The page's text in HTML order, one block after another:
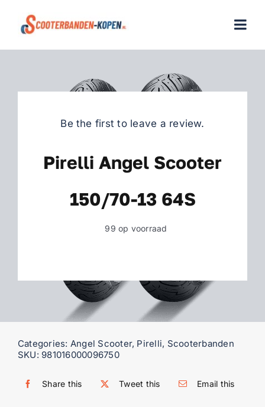
WooCommerce My Account
WooCommerce Cart
Be the first to leave a review.
Pirelli Angel Scooter
150/70-13 64S
99 op voorraad
Categories: Angel Scooter, Pirelli, Scooterbanden
SKU: 981016000096750
Share this Tweet this Email this